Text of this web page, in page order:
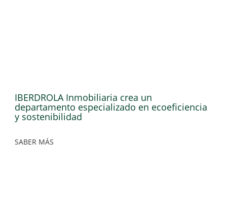
IBERDROLA Inmobiliaria crea un
departamento especializado en ecoeficiencia
y sostenibilidad
SABER MÁS